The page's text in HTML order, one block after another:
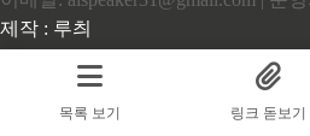
목록 보기 링크 돋보기
제작 : 루츼
Copyrights © 2023 All Rights Reserved